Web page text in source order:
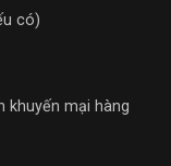
có)
khuyến mại hàng